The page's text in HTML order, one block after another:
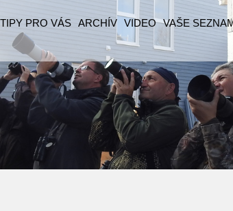
PRO VÁS ARCHÍV VIDEO VAŠE